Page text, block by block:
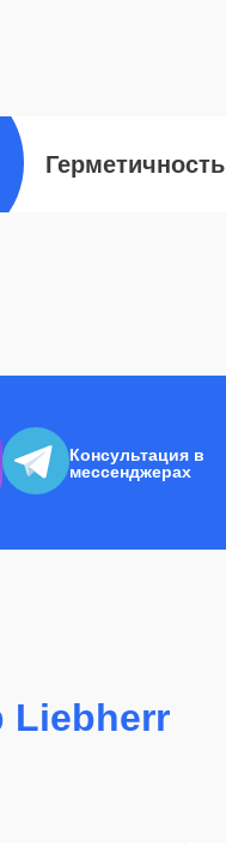
Герметичность
Консультация в
мессенджерах
Liebherr